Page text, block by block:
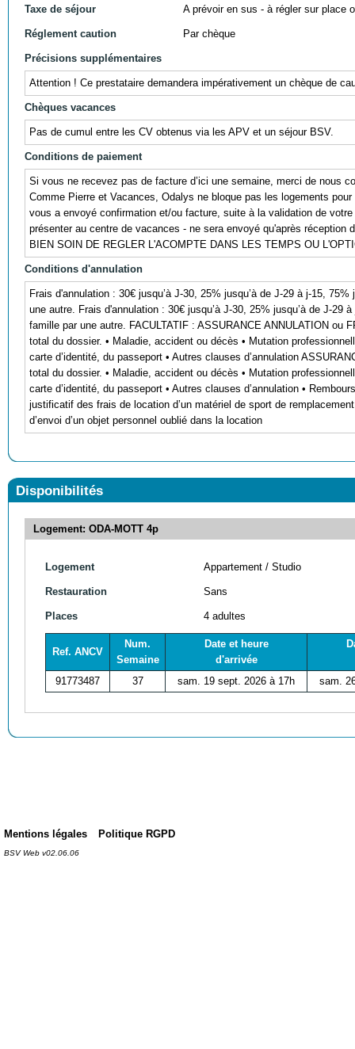
Taxe de séjour A prévoir en sus - à régler sur place
Réglement caution Par chèque
Précisions supplémentaires
Attention ! Ce prestataire demandera impérativement un chèque de
Chèques vacances
Pas de cumul entre les CV obtenus via les APV et un séjour BSV.
Conditions de paiement
Si vous ne recevez pas de facture d’ici une semaine, merci de nous
Comme Pierre et Vacances, Odalys ne bloque pas les logements
vous a envoyé confirmation et/ou facture, suite à la validation de
présenter au centre de vacances - ne sera envoyé qu'après
BIEN SOIN DE REGLER L'ACOMPTE DANS LES TEMPS OU
Conditions d'annulation
Frais d'annulation : 30€ jusqu’à J-30, 25% jusqu’à de J-29 à j-15,
une autre. Frais d'annulation : 30€ jusqu’à J-30, 25% jusqu’à de J-
famille par une autre. FACULTATIF : ASSURANCE ANNULATION
total du dossier. • Maladie, accident ou décès • Mutation
carte d’identité, du passeport • Autres clauses d’annulation
total du dossier. • Maladie, accident ou décès • Mutation
carte d’identité, du passeport • Autres clauses d’annulation •
justificatif des frais de location d’un matériel de sport de
d’envoi d’un objet personnel oublié dans la location
Disponibilités
Logement: ODA-MOTT 4p
Logement Appartement / Studio
Restauration Sans
Places 4 adultes
Ref. ANCV
Num.
Semaine
Date et heure
d'arrivée
91773487 37 sam. 19 sept. 2026 à 17h sam.
Mentions légales Politique RGPD
BSV Web v02.06.06